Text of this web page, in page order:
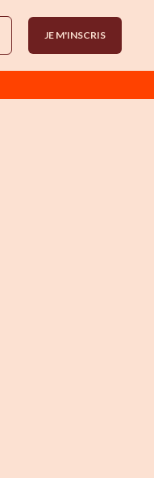
JE M'INSCRIS